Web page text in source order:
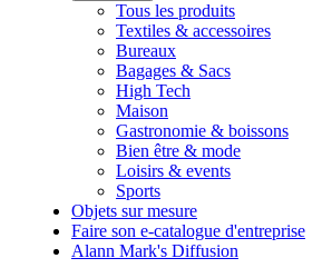
Tous les produits
Textiles & accessoires
Bureaux
Bagages & Sacs
High Tech
Maison
Gastronomie & boissons
Bien être & mode
Loisirs & events
Sports
Objets sur mesure
Faire son e-catalogue d'entreprise
Alann Mark's Diffusion